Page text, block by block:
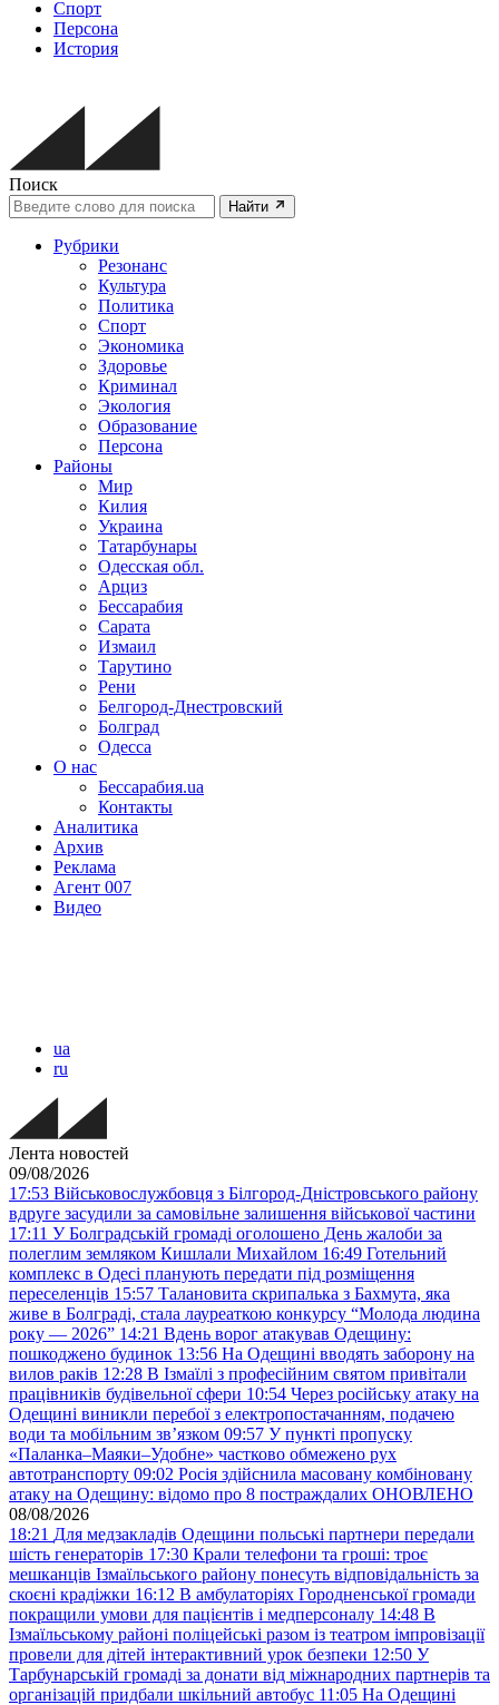
Спорт
Персона
История
Поиск
Найти
Рубрики
Резонанс
Культура
Политика
Спорт
Экономика
Здоровье
Криминал
Экология
Образование
Персона
Районы
Мир
Килия
Украина
Татарбунары
Одесская обл.
Арциз
Бессарабия
Сарата
Измаил
Тарутино
Рени
Белгород-Днестровский
Болград
Одесса
О нас
Бессарабия.ua
Контакты
Аналитика
Архив
Реклама
Агент 007
Видео
ua
ru
Лента новостей
09/08/2026
17:53 Військовослужбовця з Білгород-Дністровського району
вдруге засудили за самовільне залишення військової частини
17:11 У Болградській громаді оголошено День жалоби за
полеглим земляком Кишлали Михайлом 16:49 Готельний
комплекс в Одесі планують передати під розміщення
переселенців 15:57 Талановита скрипалька з Бахмута, яка
живе в Болграді, стала лауреаткою конкурсу “Молода людина
року — 2026” 14:21 Вдень ворог атакував Одещину:
пошкоджено будинок 13:56 На Одещині вводять заборону на
вилов раків 12:28 В Ізмаїлі з професійним святом привітали
працівників будівельної сфери 10:54 Через російську атаку на
Одещині виникли перебої з електропостачанням, подачею
води та мобільним звʼязком 09:57 У пункті пропуску
«Паланка–Маяки–Удобне» частково обмежено рух
автотранспорту 09:02 Росія здійснила масовану комбіновану
атаку на Одещину: відомо про 8 постраждалих ОНОВЛЕНО
08/08/2026
18:21 Для медзакладів Одещини польські партнери передали
шість генераторів 17:30 Крали телефони та гроші: троє
мешканців Ізмаїльського району понесуть відповідальність за
скоєні крадіжки 16:12 В амбулаторіях Городненської громади
покращили умови для пацієнтів і медперсоналу 14:48 В
Ізмаїльському районі поліцейські разом із театром імпровізації
провели для дітей інтерактивний урок безпеки 12:50 У
Тарбунарській громаді за донати від міжнародних партнерів та
організацій придбали шкільний автобус 11:05 На Одещині